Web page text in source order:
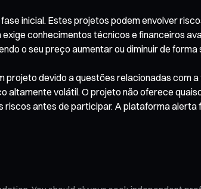
inicial. Estes projetos podem envolver
conhecimentos técnicos e financeiros
o seu preço aumentar ou diminuir de
projeto devido a questões relacionadas com
altamente volátil. O projeto não oferece
antes de participar. A plataforma